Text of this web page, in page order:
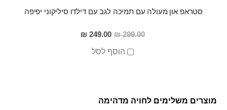
סטראפ און מעולה עם תמיכה לגב עם דילדו סיליקוני יפיפה
299.00 ₪
מחיר
מבצע
249.00 ₪
הוסף לסל
מוצרים משלימים לחויה מדהימה